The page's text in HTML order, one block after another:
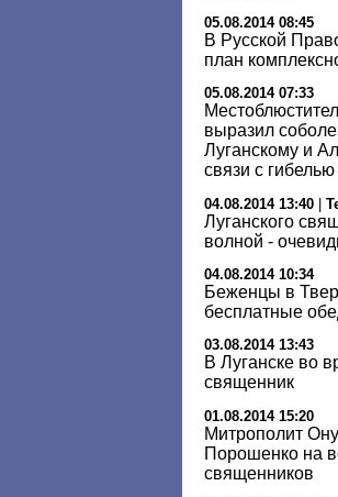
05.08.2014 08:45
В Русской
план
05.08.2014 07:33
выразил
Луганскому и
связи с
04.08.2014 13:40 |
Луганского
волной -
04.08.2014 10:34
Беженцы в
бесплатные
03.08.2014 13:43
В Луганске во
священник
01.08.2014 15:20
Митрополит
Порошенко на
священников